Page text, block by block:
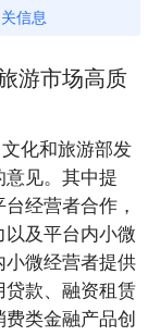
信息
游市场高质
化和旅游部发
见。其中提
经营者合作，
及平台内小微
微经营者提供
款、融资租赁
类金融产品创